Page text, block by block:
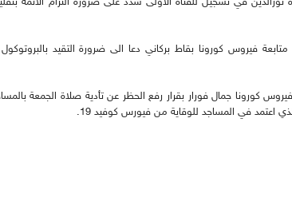
فيروس كورونا بقاط بركاني دعا الى ضرورة التقيد بالبروتوكول
كورونا جمال فورار بقرار رفع الحظر عن تأدية صلاة الجمعة
اعتمد في المساجد للوقاية من فيورس كوفيد 19.